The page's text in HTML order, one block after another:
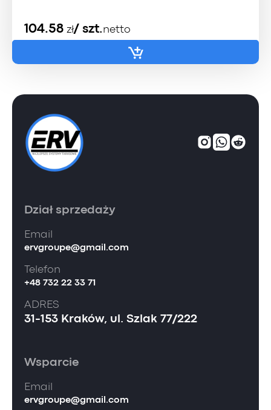
104.58 zł/ szt.netto
Dział sprzedaży
Email
ervgroupe@gmail.com
Telefon
+48 732 22 33 71
ADRES
31-153 Kraków, ul. Szlak 77/222
Wsparcie
Email
ervgroupe@gmail.com